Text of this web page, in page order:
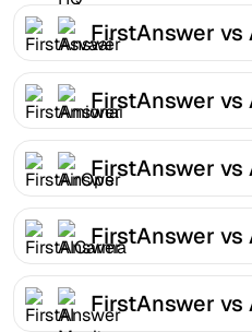
FirstAnswer vs
FirstAnswer vs
FirstAnswer vs
FirstAnswer vs
FirstAnswer vs